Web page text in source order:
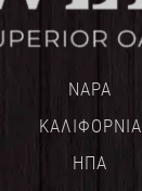
NAPA
ΚΑΛΙΦΟΡΝΙΑ
ΗΠΑ